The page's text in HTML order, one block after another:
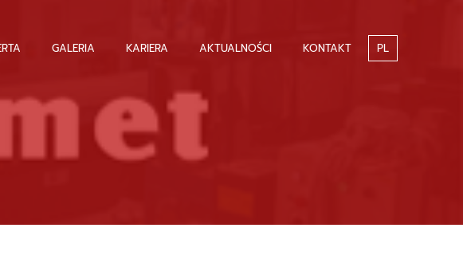
PL
GALERIA KARIERA AKTUALNOŚCI KONTAKT